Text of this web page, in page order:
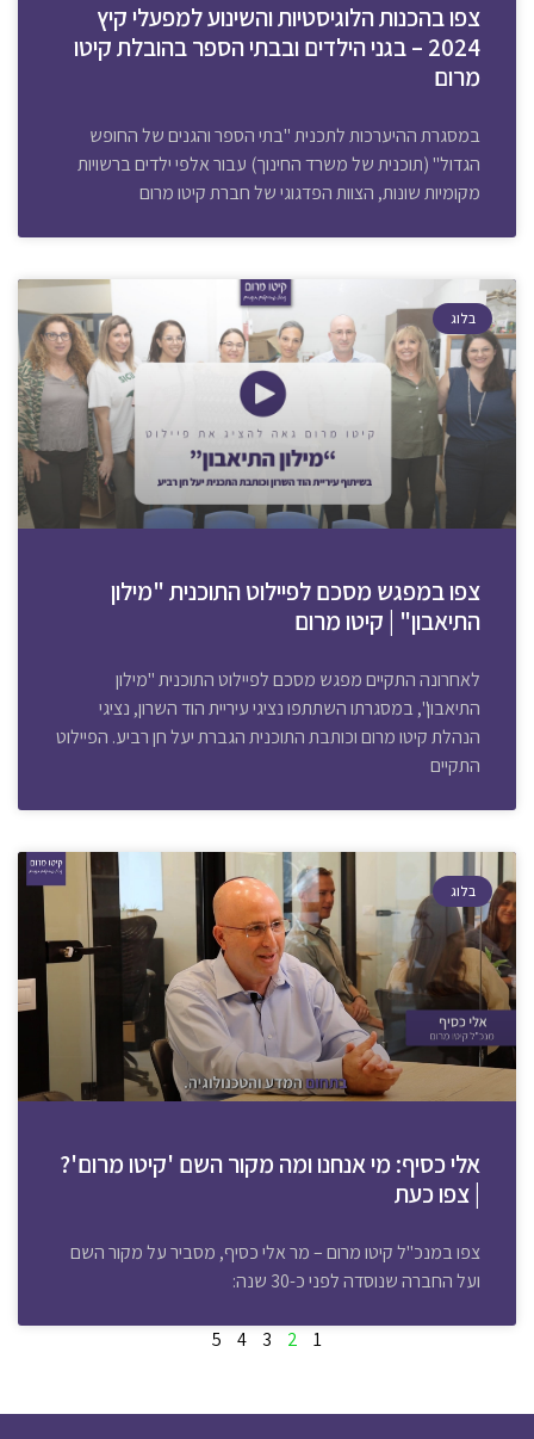
צפו בהכנות הלוגיסטיות והשינוע למפעלי קיץ
2024 – בגני הילדים ובבתי הספר בהובלת קיטו
מרום
במסגרת ההיערכות לתכנית "בתי הספר והגנים של החופש
הגדול" (תוכנית של משרד החינוך) עבור אלפי ילדים ברשויות
מקומיות שונות, הצוות הפדגוגי של חברת קיטו מרום
בלוג
צפו במפגש מסכם לפיילוט התוכנית "מילון
התיאבון" | קיטו מרום
לאחרונה התקיים מפגש מסכם לפיילוט התוכנית "מילון
התיאבון", במסגרתו השתתפו נציגי עיריית הוד השרון, נציגי
הנהלת קיטו מרום וכותבת התוכנית הגברת יעל חן רביע. הפיילוט
התקיים
בלוג
אלי כסיף: מי אנחנו ומה מקור השם 'קיטו מרום'?
| צפו כעת
צפו במנכ"ל קיטו מרום – מר אלי כסיף, מסביר על מקור השם
ועל החברה שנוסדה לפני כ-30 שנה:
1
2
3
4
5